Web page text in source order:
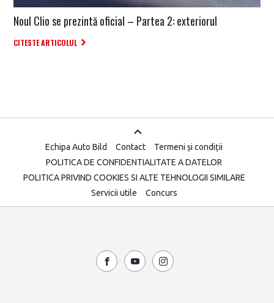
Noul Clio se prezintă oficial – Partea 2: exteriorul
CITESTE ARTICOLUL
Echipa Auto Bild Contact
Termeni și condiții
POLITICA DE CONFIDENTIALITATE A DATELOR
POLITICA PRIVIND COOKIES SI ALTE TEHNOLOGII SIMILARE
Servicii utile
Concurs